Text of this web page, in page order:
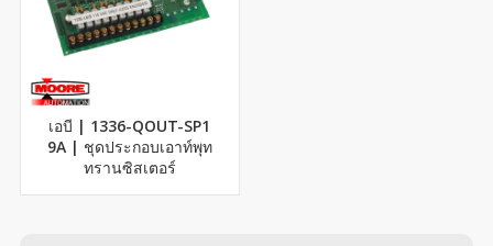
เอบี | 1336-QOUT-SP1
9A | ชุดประกอบเอาท์พุท
ทรานซิสเตอร์